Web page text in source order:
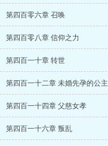
第四百零六章 召唤
第四百零八章 信仰之力
第四百一十章 转世
第四百一十二章 未婚先孕的公主
第四百一十四章 父慈女孝
第四百一十六章 叛乱